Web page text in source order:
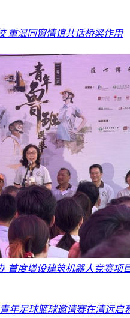
重温同窗情谊共话桥梁作用
首度增设建筑机器人竞赛项
年足球篮球邀请赛在清远启